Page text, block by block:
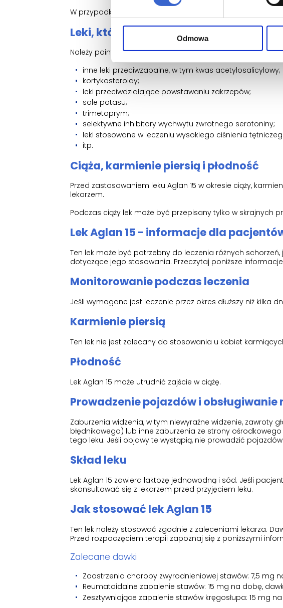
Odmowa
W przypadku powyższych sytuacji lekarz będzie
Leki, które mogą wpływać na działanie
Należy poinformować lekarza o wszystkich lekach
inne leki przeciwzapalne, w tym kwas acetylosalicylowy;
kortykosteroidy;
leki przeciwdziałające powstawaniu zakrzepów;
sole potasu;
trimetoprym;
selektywne inhibitory wychwytu zwrotnego serotoniny;
leki stosowane w leczeniu wysokiego ciśnienia
itp.
Ciąża, karmienie piersią i płodność
Przed zastosowaniem leku Aglan 15 w okresie ciąży,
lekarzem.
Podczas ciąży lek może być przepisany tylko w skrajnych
Lek Aglan 15 - informacje dla
Ten lek może być potrzebny do leczenia różnych
dotyczące jego stosowania. Przeczytaj poniższe
Monitorowanie podczas leczenia
Jeśli wymagane jest leczenie przez okres dłuższy niż kilka
Karmienie piersią
Ten lek nie jest zalecany do stosowania u kobiet
Płodność
Lek Aglan 15 może utrudnić zajście w ciążę.
Prowadzenie pojazdów i obsługiwanie
Zaburzenia widzenia, w tym niewyraźne widzenie, zawroty
błędnikowego) lub inne zaburzenia ze strony
tego leku. Jeśli objawy te wystąpią, nie prowadzić
Skład leku
Lek Aglan 15 zawiera laktozę jednowodną i sód. Jeśli
skonsultować się z lekarzem przed przyjęciem leku.
Jak stosować lek Aglan 15
Ten lek należy stosować zgodnie z zaleceniami lekarza.
Przed rozpoczęciem terapii zapoznaj się z poniższymi
Zalecane dawki
Zaostrzenia choroby zwyrodnieniowej stawów: 7,5 mg
Reumatoidalne zapalenie stawów: 15 mg na dobę,
Zesztywniające zapalenie stawów kręgosłupa: 15 mg